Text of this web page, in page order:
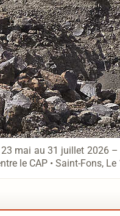
mai au 31 juillet 2026
le CAP • Saint-Fons,